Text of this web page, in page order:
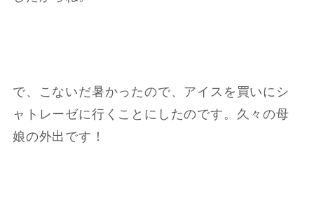
で、こないだ暑かったので、アイスを買いにシ
ャトレーゼに行くことにしたのです。久々の母
娘の外出です！